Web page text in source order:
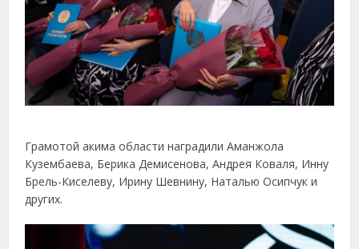
Грамотой акима области наградили Аманжола
Кузембаева, Берика Демисенова, Андрея Коваля, Инну
Брель-Киселеву, Ирину Шевнину, Наталью Осипчук и
других.